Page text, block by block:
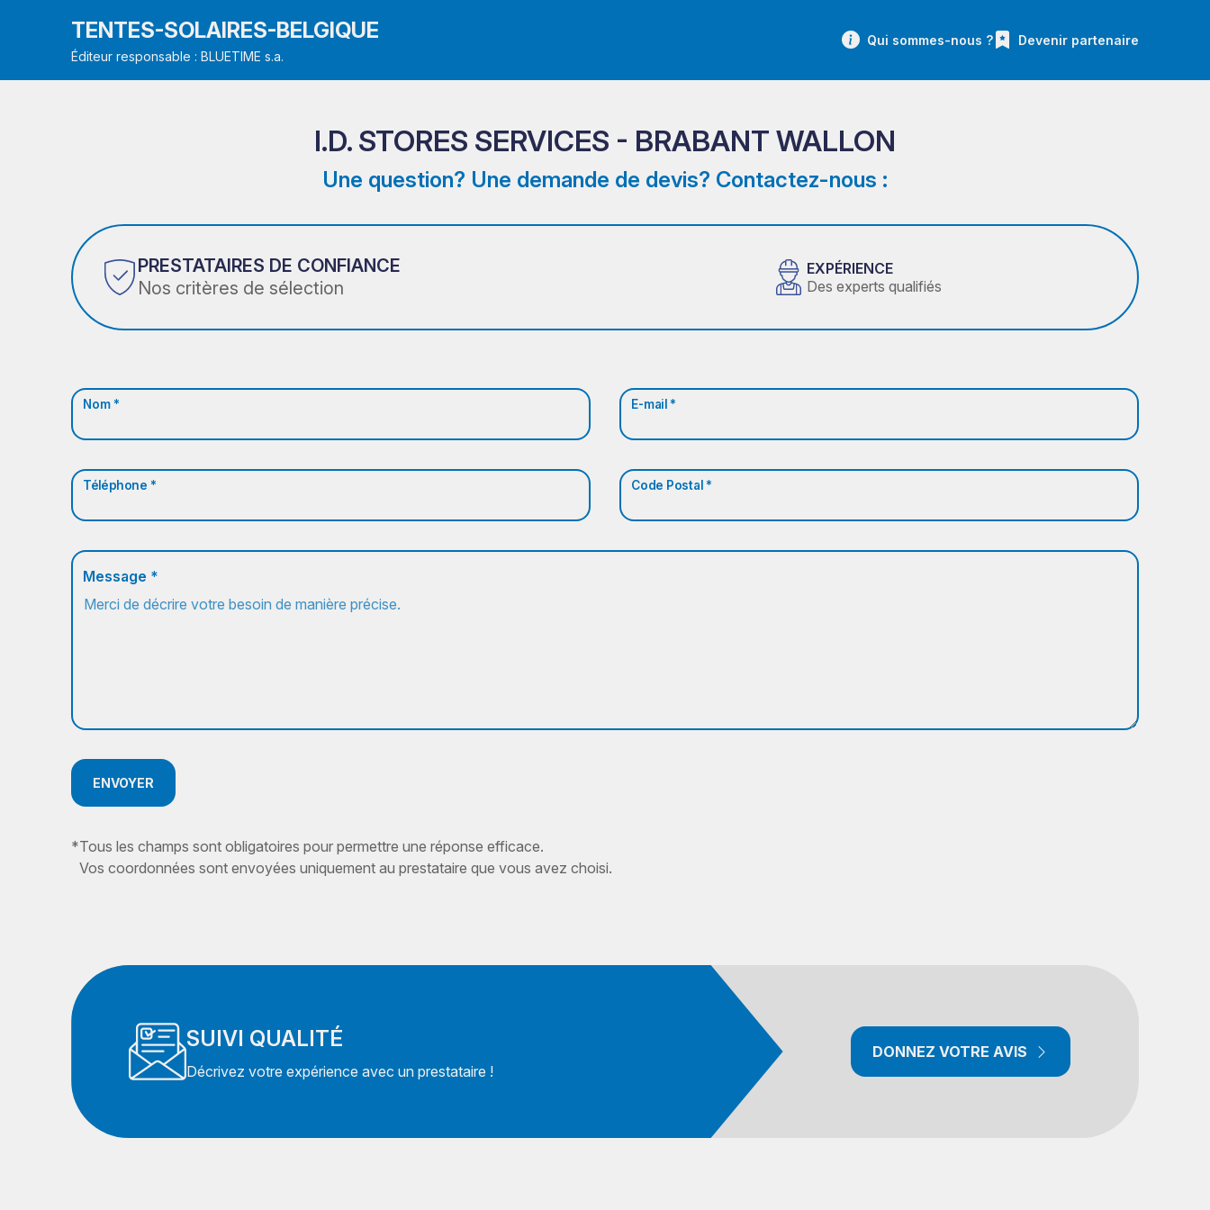
TENTES-SOLAIRES-BELGIQUE
Éditeur responsable : BLUETIME s.a.
Qui sommes-nous ? Devenir partenaire
I.D. STORES SERVICES - BRABANT WALLON
Une question? Une demande de devis? Contactez-nous :
PRESTATAIRES DE CONFIANCE
Nos critères de sélection
EXPÉRIENCE
Des experts qualifiés
Nom * E-mail *
Téléphone * Code Postal *
Message *
ENVOYER
*Tous les champs sont obligatoires pour permettre une réponse efficace.
Vos coordonnées sont envoyées uniquement au prestataire que vous avez choisi.
SUIVI QUALITÉ
Décrivez votre expérience avec un prestataire !
DONNEZ VOTRE AVIS